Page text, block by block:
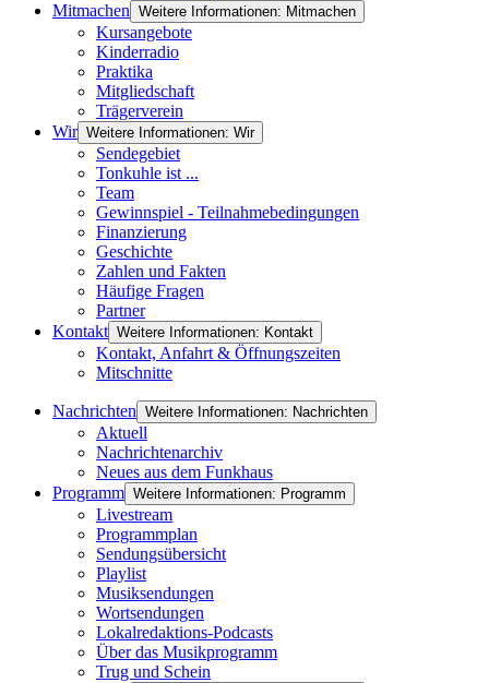
Mitmachen Weitere Informationen: Mitmachen
Kursangebote
Kinderradio
Praktika
Mitgliedschaft
Trägerverein
Wir Weitere Informationen: Wir
Sendegebiet
Tonkuhle ist ...
Team
Gewinnspiel - Teilnahmebedingungen
Finanzierung
Geschichte
Zahlen und Fakten
Häufige Fragen
Partner
Kontakt Weitere Informationen: Kontakt
Kontakt, Anfahrt & Öffnungszeiten
Mitschnitte
Nachrichten Weitere Informationen: Nachrichten
Aktuell
Nachrichtenarchiv
Neues aus dem Funkhaus
Programm Weitere Informationen: Programm
Livestream
Programmplan
Sendungsübersicht
Playlist
Musiksendungen
Wortsendungen
Lokalredaktions-Podcasts
Über das Musikprogramm
Trug und Schein